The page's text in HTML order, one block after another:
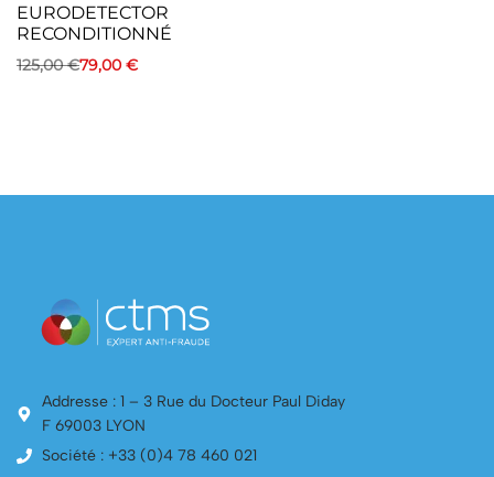
EURODETECTOR
RECONDITIONNÉ
125,00€79,00 €
Addresse : 1 – 3 Rue du Docteur Paul Diday
F 69003 LYON
Société : +33 (0)4 78 460 021